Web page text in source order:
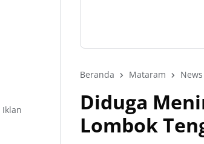
Beranda Mataram News
Diduga
Lombok
Iklan